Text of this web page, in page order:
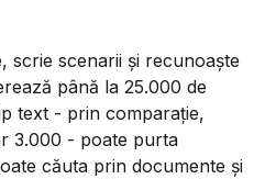
scrie scenarii și recunoaște
până la 25.000 de
text - prin comparație,
3.000 - poate purta
căuta prin documente și